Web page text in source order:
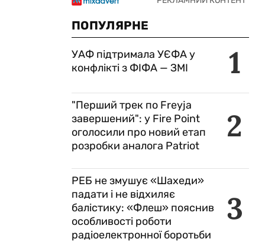
ПОПУЛЯРНЕ
1
УАФ підтримала УЄФА у
конфлікті з ФІФА — ЗМІ
2
"Перший трек по Freyja
завершений": у Fire Point
оголосили про новий етап
розробки аналога Patriot
3
РЕБ не змушує «Шахеди»
падати і не відхиляє
балістику: «Флеш» пояснив
особливості роботи
радіоелектронної боротьби